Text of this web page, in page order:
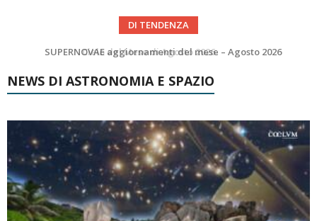
DI TENDENZA
SUPERNOVAE aggiornamenti del mese – Agosto 2026
Le Comete del mese di Agosto: LA 10P/TEMPEL AL PERIELIO
NEWS DI ASTRONOMIA E SPAZIO